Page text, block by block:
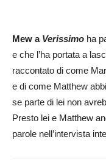
Mew a Verissimo ha
e che l’ha portata a
raccontato di come
e di come Matthew
se parte di lei non
Presto lei e Matthew
parole nell’intervista